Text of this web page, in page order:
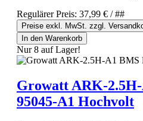
Regulärer Preis: 37,99 € / ##
Preise exkl. MwSt. zzgl.
In den Warenkorb
Nur 8 auf Lager!
Growatt ARK-
95045-A1 Hochvolt